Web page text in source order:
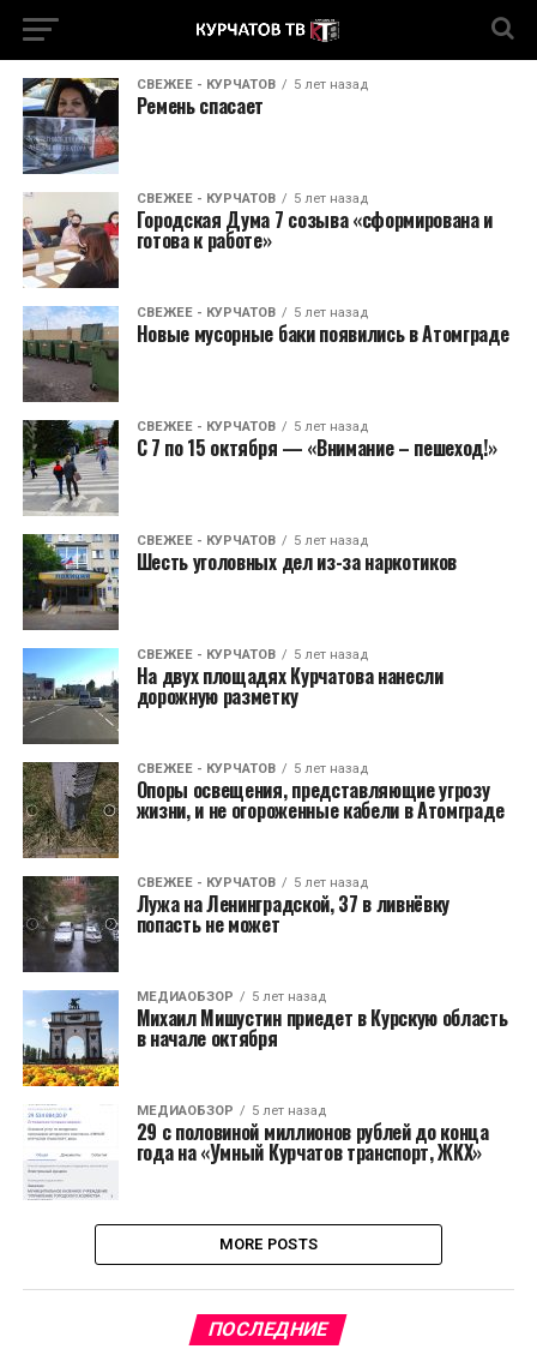
СВЕЖЕЕ - КУРЧАТОВ 5 лет назад
Ремень спасает
СВЕЖЕЕ - КУРЧАТОВ 5 лет назад
Городская Дума 7 созыва «сформирована и
готова к работе»
СВЕЖЕЕ - КУРЧАТОВ 5 лет назад
Новые мусорные баки появились в Атомграде
СВЕЖЕЕ - КУРЧАТОВ 5 лет назад
С 7 по 15 октября — «Внимание – пешеход!»
СВЕЖЕЕ - КУРЧАТОВ 5 лет назад
Шесть уголовных дел из-за наркотиков
СВЕЖЕЕ - КУРЧАТОВ 5 лет назад
На двух площадях Курчатова нанесли
дорожную разметку
СВЕЖЕЕ - КУРЧАТОВ 5 лет назад
Опоры освещения, представляющие угрозу
жизни, и не огороженные кабели в Атомграде
СВЕЖЕЕ - КУРЧАТОВ 5 лет назад
Лужа на Ленинградской, 37 в ливнëвку
попасть не может
МЕДИАОБЗОР 5 лет назад
Михаил Мишустин приедет в Курскую область
в начале октября
МЕДИАОБЗОР 5 лет назад
29 с половиной миллионов рублей до конца
года на «Умный Курчатов транспорт, ЖКХ»
MORE POSTS
ПОСЛЕДНИЕ